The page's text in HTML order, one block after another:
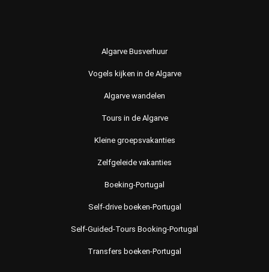
Algarve Busverhuur
Vogels kijken in de Algarve
Algarve wandelen
Tours in de Algarve
Kleine groepsvakanties
Zelfgeleide vakanties
Boeking-Portugal
Self-drive boeken-Portugal
Self-Guided-Tours Booking-Portugal
Transfers boeken-Portugal